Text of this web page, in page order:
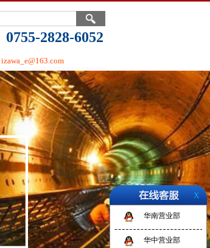
0755-2828-6052
izawa_e@163.com
X
华南营业部
华中营业部